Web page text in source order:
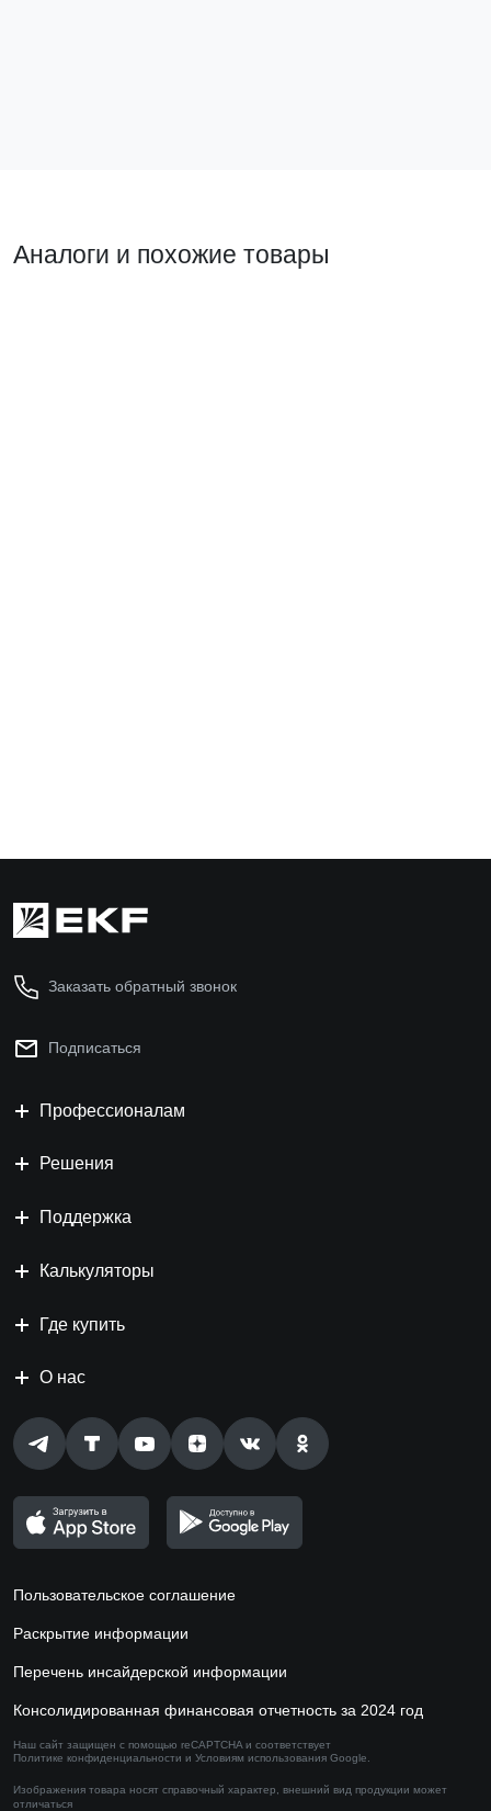
Аналоги и похожие товары
Заказать обратный звонок
Подписаться
Профессионалам
Решения
Поддержка
Калькуляторы
Где купить
О нас
Пользовательское соглашение
Раскрытие информации
Перечень инсайдерской информации
Консолидированная финансовая отчетность за 2024 год
Наш сайт защищен с помощью reCAPTCHA и соответствует
Политике конфиденциальности и Условиям использования Google.
Изображения товара носят справочный характер, внешний вид продукции может
отличаться